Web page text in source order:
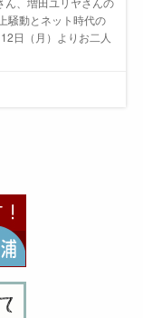
騒動とネット時代の
日（月）よりお二人